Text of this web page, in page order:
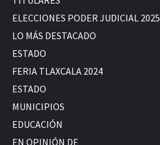
ELECCIONES PODER JUDICIAL 2025
LO MÁS DESTACADO
ESTADO
FERIA TLAXCALA 2024
ESTADO
MUNICIPIOS
EDUCACIÓN
EN OPINIÓN DE